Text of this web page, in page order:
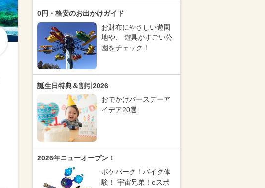
0円・格安のお出かけガイド
お財布にやさしい遊園
地や、 遊具がすごい公
園をチェック！
誕生日特典＆割引2026
おでかけバースデーア
イデア20選
2026年ニューオープン！
ポケパーク！バイク体
験！ 宇宙兄弟！eスポ